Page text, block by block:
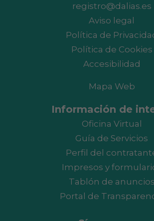
registro@dalias.es
Aviso legal
Política de
Política de Cookies
Accesibilidad
Mapa Web
Información de
Oficina Virtual
Guía de Servicios
Perfil del
Impresos y
Tablón de anuncios
Portal de